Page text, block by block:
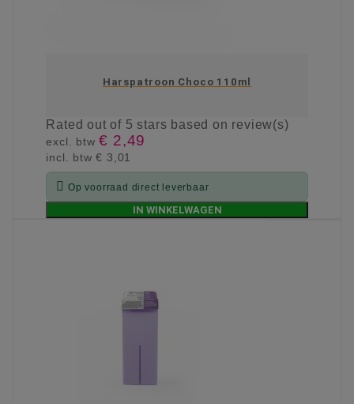
Harspatroon Choco 110ml
Ratedout of 5 stars based on review(s)
excl. btw€ 2,49
incl. btw€ 3,01
 Op voorraad direct leverbaar
IN WINKELWAGEN